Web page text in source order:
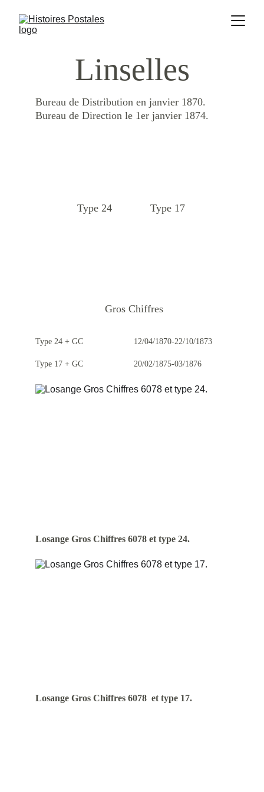
Linselles
Bureau de Distribution en janvier 1870.
Bureau de Direction le 1er janvier 1874.
Type 24 Type 17
Gros Chiffres
Type 24 + GC
Type 17 + GC
12/04/1870-22/10/1873
20/02/1875-03/1876
Losange Gros Chiffres 6078 et type 24.
Losange Gros Chiffres 6078  et type 17.